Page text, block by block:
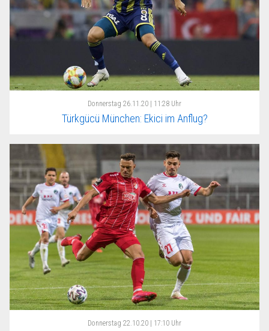
Donnerstag 26.11.20 | 11:28 Uhr
Türkgücü München: Ekici im Anflug?
Donnerstag 22.10.20 | 17:10 Uhr